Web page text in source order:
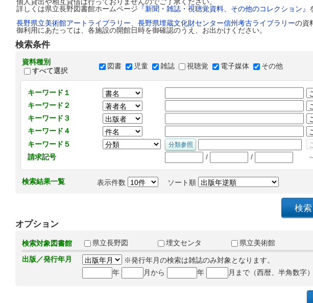
詳しくは県立長野図書館ホームページ 『新聞・雑誌・視聴覚資料、その他のコレクション』
長野県立美術館アートライブラリー
長野県埋蔵文化財センター信州考古ライブラリーの資
御利用にあたっては、各施設の開館日時を御確認のうえ、お出かけください。
検索条件
資料種別
すべて選択
図書 児童 雑誌 視聴覚 電子媒体 その他
キーワード１
キーワード２
キーワード３
キーワード４
キーワード５
請求記号
/ /
検索結果一覧 表示件数 ソート順
オプション
検索対象図書館 県立長野図 埋文センタ
県立美術館
出版／発行年月
※発行年月の検索は雑誌のみ対象となります。
年
月から 年 月まで（西暦、半角数字）